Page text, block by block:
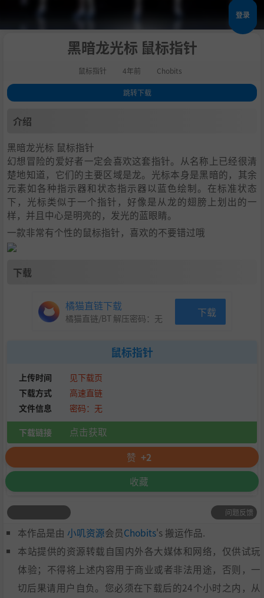
登录
黑暗龙光标 鼠标指针
鼠标指针 4年前 Chobits
跳转下载
2 .下载
介绍
黑暗龙光标 鼠标指针
幻想冒险的爱好者一定会喜欢这套指针。从名称上已经很清
楚地知道，它们的主要区域是龙。光标本身是黑暗的，其余
元素如各种指示器和状态指示器以蓝色绘制。在标准状态
下，光标类似于一个指针，好像是从龙的翅膀上划出的一
样，并且中心是明亮的，发光的蓝眼睛。
一款非常有个性的鼠标指针，喜欢的不要错过哦
下载
橘猫直链下载
橘猫直链/BT 解压密码： 无 下载
鼠标指针
上传时间
见下载页
下载方式
高速直链
文件信息
密码：无
下载链接
点击获取
赞 +2
收藏
问题反馈
本作品是由 小叽资源会员Chobits's 搬运作品.
本站提供的资源转载自国内外各大媒体和网络，仅供试玩
体验；不得将上述内容用于商业或者非法用途，否则，一
切后果请用户自负。您必须在下载后的24个小时之内，从